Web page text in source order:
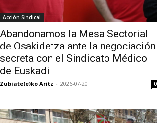
Acción Sindical
Abandonamos la Mesa Sectorial
de Osakidetza ante la negociación
secreta con el Sindicato Médico
de Euskadi
Zubiate(e)ko Aritz - 2026-07-20 0